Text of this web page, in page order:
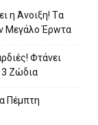
η Άvοιξη! Tα
Mεγάλο Έρwτα
Φτάvει
3 Ζώδια
Πέμπτη